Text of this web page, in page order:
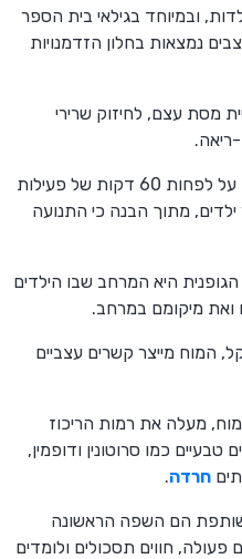
ובמיוחד בגילאי בית הספר
נמצאות בחלון הזדמנויות
מסת עצם, לחיזוק שרירי
ריאה.
גופי הבריאות הבינלאומיים ממליצים על לפחות 60 דקות של פעילות
מתוך הבנה כי התנועה
הגופנית היא המרחב שבו הילדים
ואת מיקומם במרחב.
המוח מייצר קשרים עצביים
מעלה את רמות הריכוז
טבעיים כמו סרוטונין ודופמין,
חרדה.
הם השפה הראשונה
חווים תסכולים ולומדים